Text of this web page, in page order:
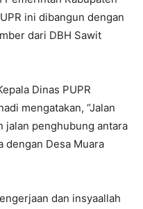
ini dibangun dengan
dari DBH Sawit
Dinas PUPR
mengatakan, “Jalan
jalan penghubung antara
dengan Desa Muara
dan insyaallah